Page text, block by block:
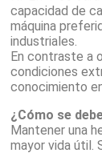
capacidad de
máquina
industriales.
En contraste a
condiciones
conocimiento
¿Cómo se
Mantener una
mayor vida útil.